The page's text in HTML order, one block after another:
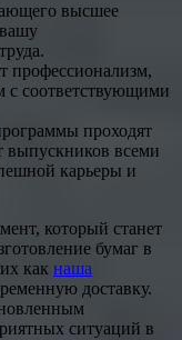
высшее
профессионализм,
с соответствующими
проходят
выпускников всеми
карьеры и
который станет
бумаг в
как наша
доставку.
ситуаций в